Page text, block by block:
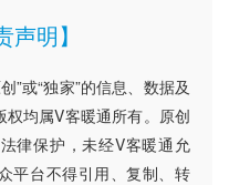
声明】
”或“独家”的信息、数据及
均属V客暖通所有。原创
律保护，未经V客暖通允
平台不得引用、复制、转